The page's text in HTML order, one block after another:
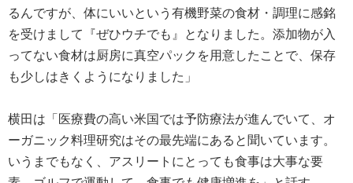
るんですが、体にいいという有機野菜の食材・調理に感銘
を受けまして『ぜひウチでも』となりました。添加物が入
ってない食材は厨房に真空パックを用意したことで、保存
も少しはきくようになりました」
横田は「医療費の高い米国では予防療法が進んでいて、オ
ーガニック料理研究はその最先端にあると聞いています。
いうまでもなく、アスリートにとっても食事は大事な要